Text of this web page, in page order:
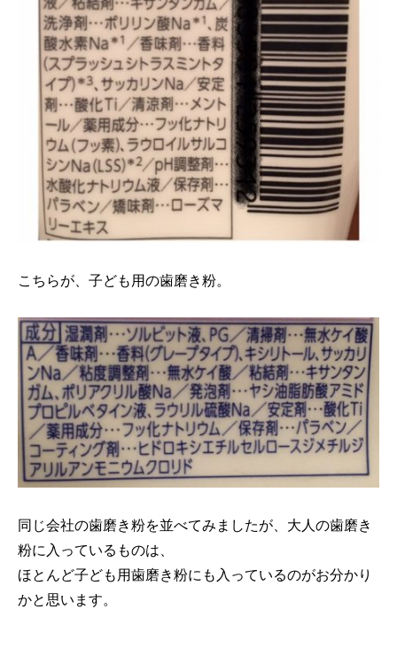
こちらが、子ども用の歯磨き粉。
同じ会社の歯磨き粉を並べてみましたが、大人の歯磨き
粉に入っているものは、
ほとんど子ども用歯磨き粉にも入っているのがお分かり
かと思います。